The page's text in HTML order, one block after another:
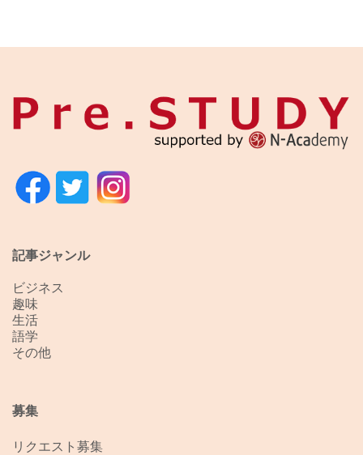
記事ジャンル
ビジネス
趣味
生活
語学
その他
募集
リクエスト募集